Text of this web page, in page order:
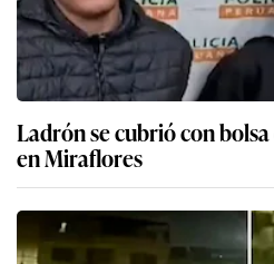
Ladrón se cubrió con
en Miraflores